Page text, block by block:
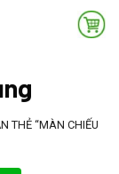
THẺ “MÀN CHIẾU